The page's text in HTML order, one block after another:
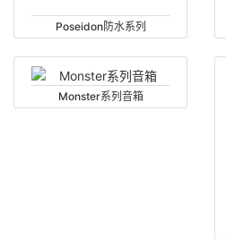
Poseidon防水系列
Monster系列音箱